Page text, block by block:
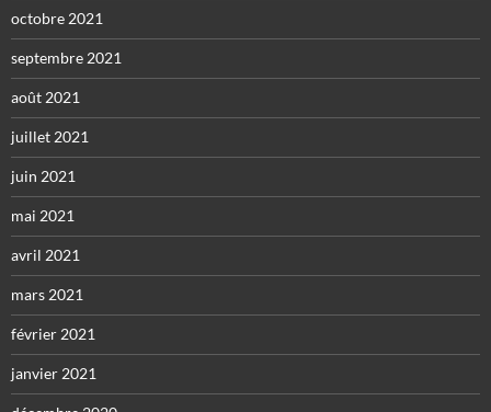
octobre 2021
septembre 2021
août 2021
juillet 2021
juin 2021
mai 2021
avril 2021
mars 2021
février 2021
janvier 2021